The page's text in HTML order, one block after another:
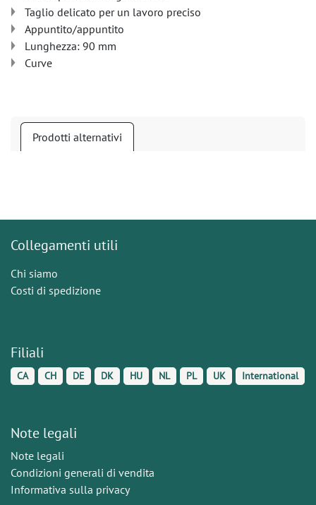
Taglio delicato per un lavoro preciso
Appuntito/appuntito
Lunghezza: 90 mm
Curve
Prodotti alternativi
Collegamenti utili
Chi siamo
Costi di spedizione
Filiali
CA CH DE DK HU NL PL UK International
Note legali
Note legali
Condizioni generali di vendita
Informativa sulla privacy